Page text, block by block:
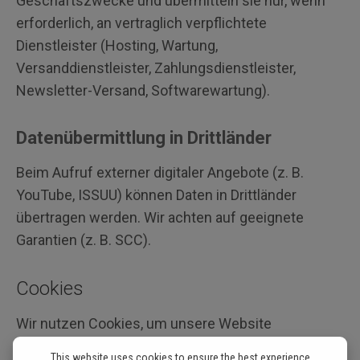
erforderlich, an vertraglich verpflichtete
Dienstleister (Hosting, Wartung,
Versanddienstleister, Zahlungsdienstleister,
Newsletter-Versand, Softwarewartung).
Datenübermittlung in Drittländer
Beim Aufruf externer digitaler Angebote (z. B.
YouTube, ISSUU) können Daten in Drittländer
übertragen werden. Wir achten auf geeignete
Garantien (z. B. SCC).
Cookies
Wir nutzen Cookies, um unsere Website